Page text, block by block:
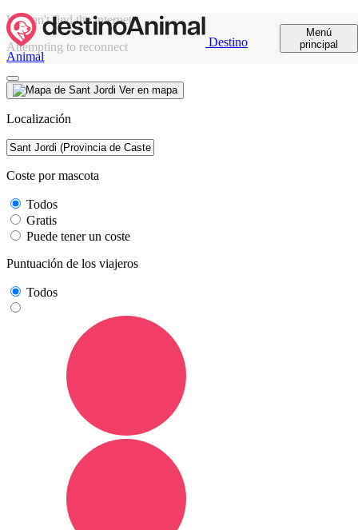
Destino
Animal
Menú
principal
We can't find the internet
Attempting to reconnect
Ver en mapa
Localización
Coste por mascota
Todos
Gratis
Puede tener un coste
Puntuación de los viajeros
Todos